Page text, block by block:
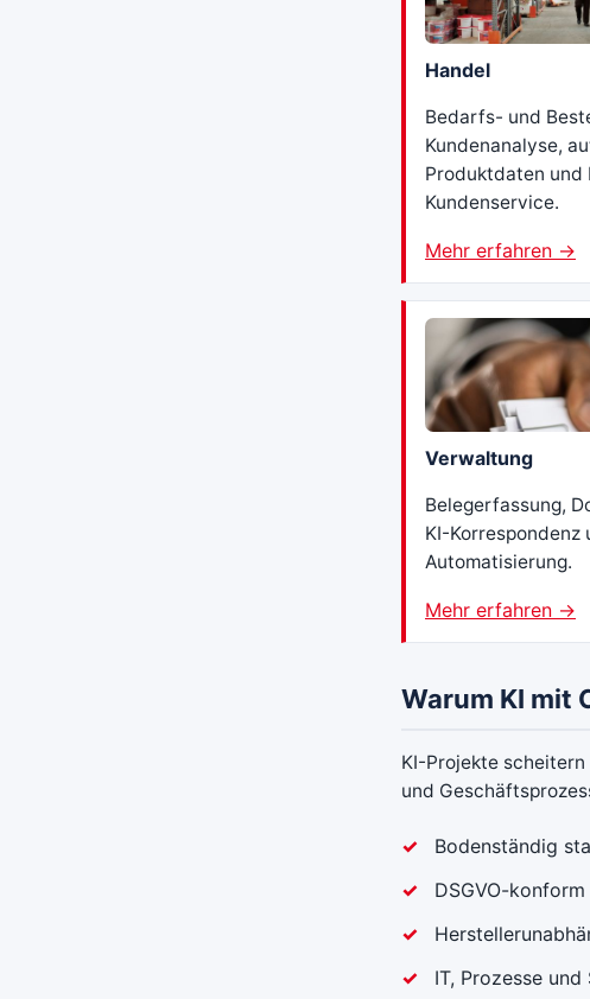
Handel
Bedarfs- und
Kundenanalyse,
Produktdaten und
Kundenservice.
Mehr erfahren →
Verwaltung
Belegerfassung,
KI-Korrespondenz
Automatisierung.
Mehr erfahren →
Warum KI mit
KI-Projekte scheitern
und
Bodenständig
DSGVO-
IT, Prozesse